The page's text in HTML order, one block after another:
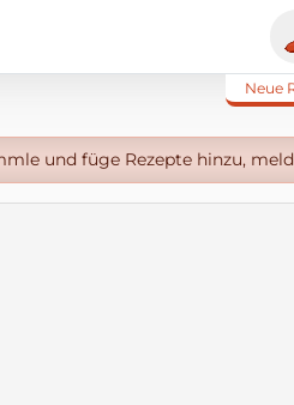
Neue
und füge Rezepte hinzu,